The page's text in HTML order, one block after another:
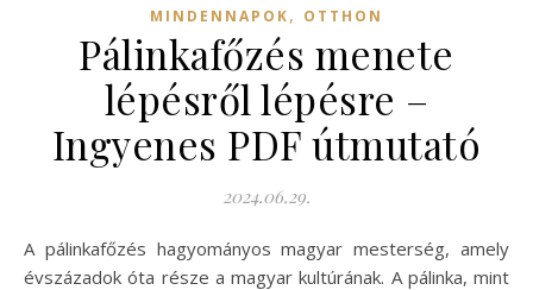
MINDENNAPOK, OTTHON
Pálinkafőzés menete
lépésről lépésre –
Ingyenes PDF útmutató
2024.06.29.
A pálinkafőzés hagyományos magyar mesterség, amely
évszázadok óta része a magyar kultúrának. A pálinka, mint